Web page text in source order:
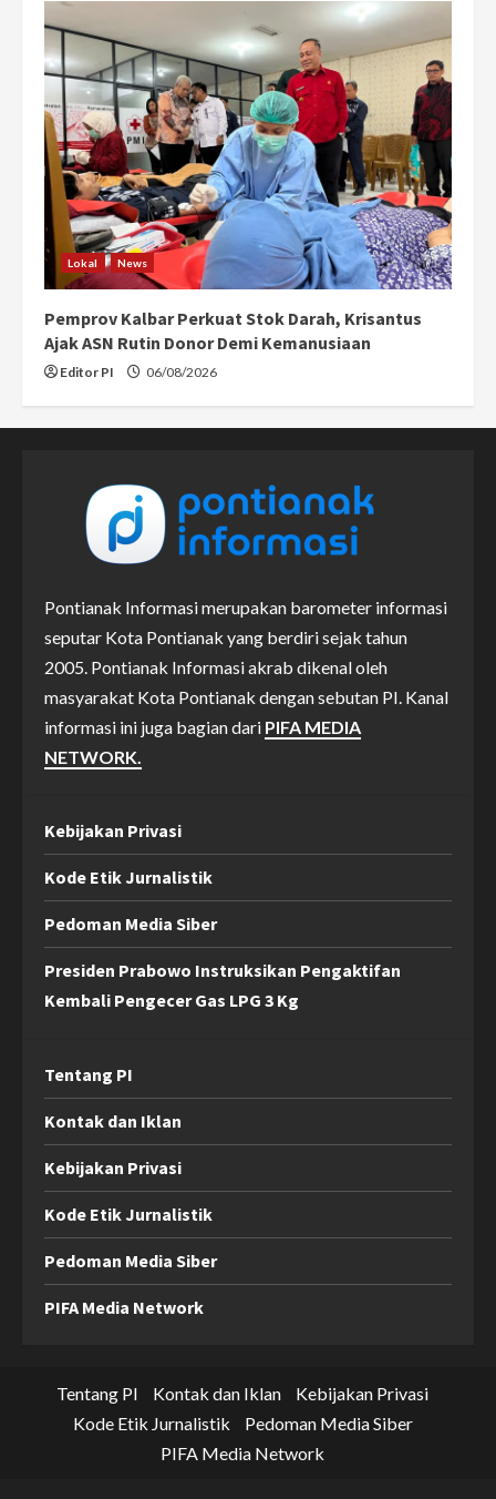
Lokal News
Pemprov Kalbar Perkuat Stok Darah, Krisantus
Ajak ASN Rutin Donor Demi Kemanusiaan
Editor PI 06/08/2026
Pontianak Informasi merupakan barometer informasi
seputar Kota Pontianak yang berdiri sejak tahun
2005. Pontianak Informasi akrab dikenal oleh
masyarakat Kota Pontianak dengan sebutan PI. Kanal
informasi ini juga bagian dari PIFA MEDIA
NETWORK.
Kebijakan Privasi
Kode Etik Jurnalistik
Pedoman Media Siber
Presiden Prabowo Instruksikan Pengaktifan
Kembali Pengecer Gas LPG 3 Kg
Tentang PI
Kontak dan Iklan
Kebijakan Privasi
Kode Etik Jurnalistik
Pedoman Media Siber
PIFA Media Network
Tentang PI Kontak dan Iklan
Kebijakan Privasi
Kode Etik Jurnalistik
Pedoman Media Siber
PIFA Media Network